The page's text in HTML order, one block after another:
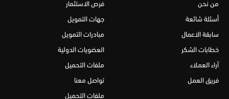
من نحن
أسئلة شائعة
سابقة الاعمال
خطابات الشكر
آراء العملاء
فريق العمل
فرص الاستثمار
جهات التمويل
مبادرات التمويل
العضويات الدولية
ملفات التحميل
تواصل معنا
ملفات التحميل